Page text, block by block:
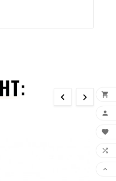
  



